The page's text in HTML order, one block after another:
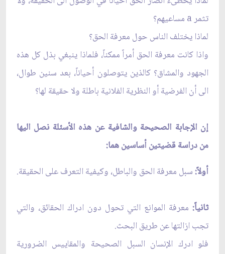
تثمر a مساعيهم؟
لماذا يختلف الناس حول معرفة الحق؟
واذا كانت معرفة الحق أمراً ممكناً، فلماذا ينبغي بذل كل هذه
الجهود والمشاق؟ كالذين يتوصلون أحياناً، بعد سنين طوال،
الى أن الفرضية أو النظرية الفلانية باطلة ولا حقيقة لها؟
إن الإجابة الصحيحة والشافية عن هذه الأسئلة نصل اليها
من دراسة قضيتين أساسين هما:
أولاً:سبل معرفة الحق والباطل، وكيفية التعرف على الحقيقة.
ثانياً:معرفة الموانع التي تحول دون ادراك الحقائق، والتي
تجب ازالتها عن طريق البحث.
فلو ادرك الإنسان السبل الصحيحة والمقاييس الضرورية